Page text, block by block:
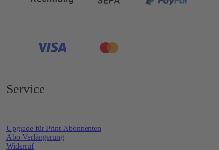
Service
Upgrade für Print-Abonnenten
Abo-Verlängerung
Widerruf